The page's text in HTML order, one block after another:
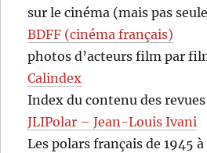
sur le cinéma (mais pas
BDFF (cinéma français)
photos d’acteurs film par
Calindex
Index du contenu des
JLIPolar – Jean-Louis Ivani
Les polars français de 1945 à